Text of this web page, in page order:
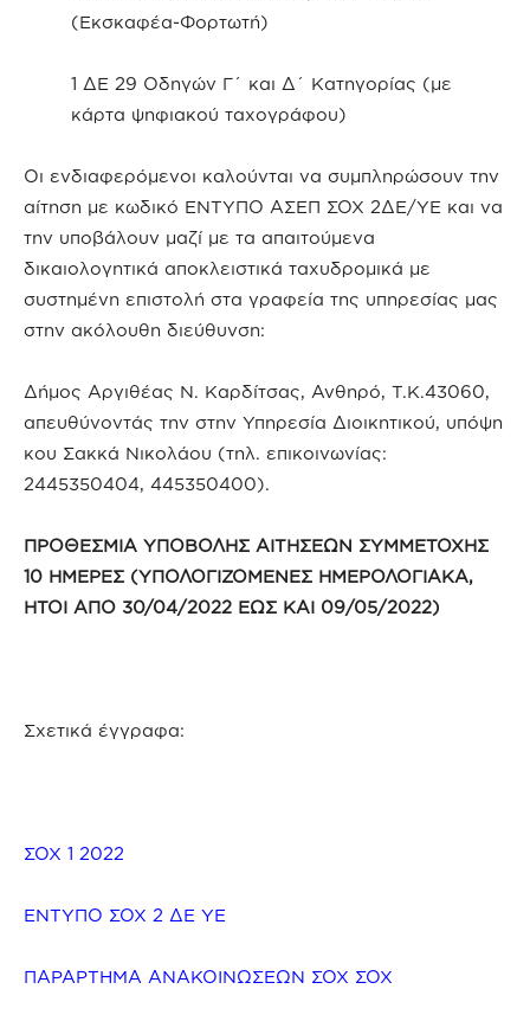
(Εκσκαφέα-Φορτωτή)
1 ΔΕ 29 Οδηγών Γ΄ και Δ΄ Κατηγορίας (με
κάρτα ψηφιακού ταχογράφου)
Οι ενδιαφερόμενοι καλούνται να συμπληρώσουν την
αίτηση με κωδικό ΕΝΤΥΠΟ ΑΣΕΠ ΣΟΧ 2ΔΕ/ΥΕ και να
την υποβάλουν μαζί με τα απαιτούμενα
δικαιολογητικά αποκλειστικά ταχυδρομικά με
συστημένη επιστολή στα γραφεία της υπηρεσίας μας
στην ακόλουθη διεύθυνση:
Δήμος Αργιθέας Ν. Καρδίτσας, Ανθηρό, Τ.Κ.43060,
απευθύνοντάς την στην Υπηρεσία Διοικητικού, υπόψη
κου Σακκά Νικολάου (τηλ. επικοινωνίας:
2445350404, 445350400).
ΠΡΟΘΕΣΜΙΑ ΥΠΟΒΟΛΗΣ ΑΙΤΗΣΕΩΝ ΣΥΜΜΕΤΟΧΗΣ
10 ΗΜΕΡΕΣ (ΥΠΟΛΟΓΙΖΟΜΕΝΕΣ ΗΜΕΡΟΛΟΓΙΑΚΑ,
ΗΤΟΙ ΑΠΟ 30/04/2022 ΕΩΣ ΚΑΙ 09/05/2022)
Σχετικά έγγραφα:
ΣΟΧ 1 2022
ΕΝΤΥΠΟ ΣΟΧ 2 ΔΕ ΥΕ
ΠΑΡΑΡΤΗΜΑ ΑΝΑΚΟΙΝΩΣΕΩΝ ΣΟΧ ΣΟΧ